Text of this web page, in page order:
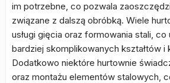
im potrzebne, co pozwala
związane z dalszą obróbką. Wiele
usługi gięcia oraz formowania stali,
bardziej skomplikowanych kształtów i
Dodatkowo niektóre hurtownie
oraz montażu elementów stalowych,